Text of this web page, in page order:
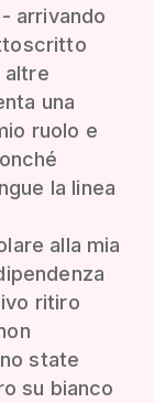
arrivando
altre
una
ruolo e
la linea
alla mia
ritiro
state
su bianco